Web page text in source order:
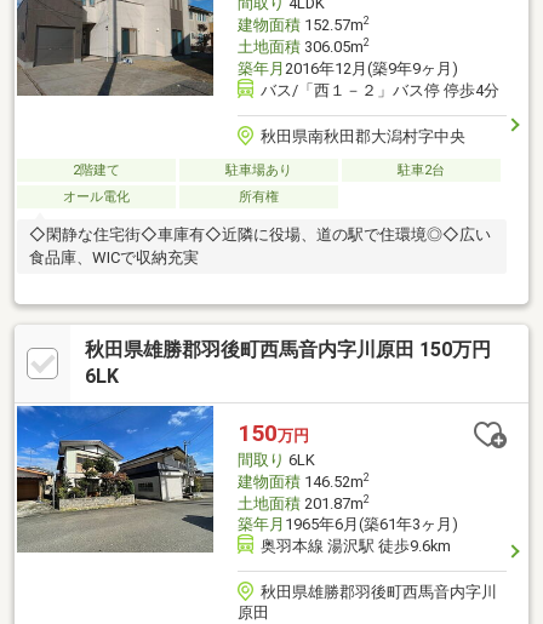
建物面積152.57m2
土地面積306.05m2
築年月 2016年12月(築9年9ヶ月)
バス/「西１－２」バス停 停歩4分
秋田県南秋田郡大潟村字中央
2階建て 駐車場あり
駐車2台
オール電化
所有権
◇閑静な住宅街◇車庫有◇近隣に役場、道の駅で住環境◎◇広い
食品庫、WICで収納充実
秋田県雄勝郡羽後町西馬音内字川原田 150万円
6LK
150万円
間取り 6LK
建物面積146.52m2
土地面積201.87m2
築年月 1965年6月(築61年3ヶ月)
奥羽本線 湯沢駅 徒歩9.6km
秋田県雄勝郡羽後町西馬音内字川
原田